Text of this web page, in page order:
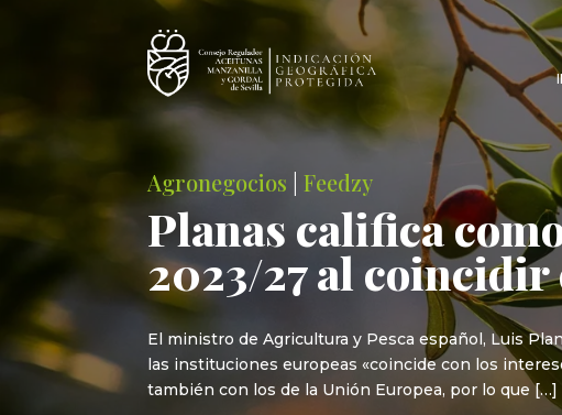
Agronegocios |Feedzy
Planas califica
2023/27 al coincidir
El ministro de Agricultura y Pesca español, Luis
las instituciones europeas «coincide con los
también con los de la Unión Europea, por lo que […]